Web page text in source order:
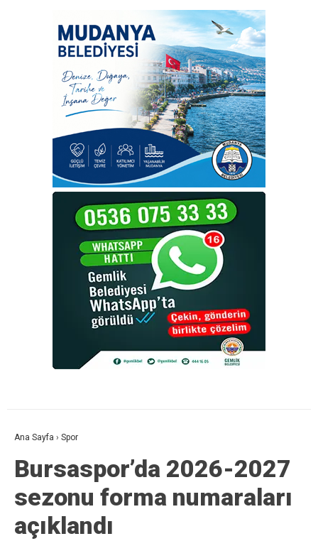
Ana Sayfa › Spor
Bursaspor’da 2026-2027
sezonu forma numaraları
açıklandı